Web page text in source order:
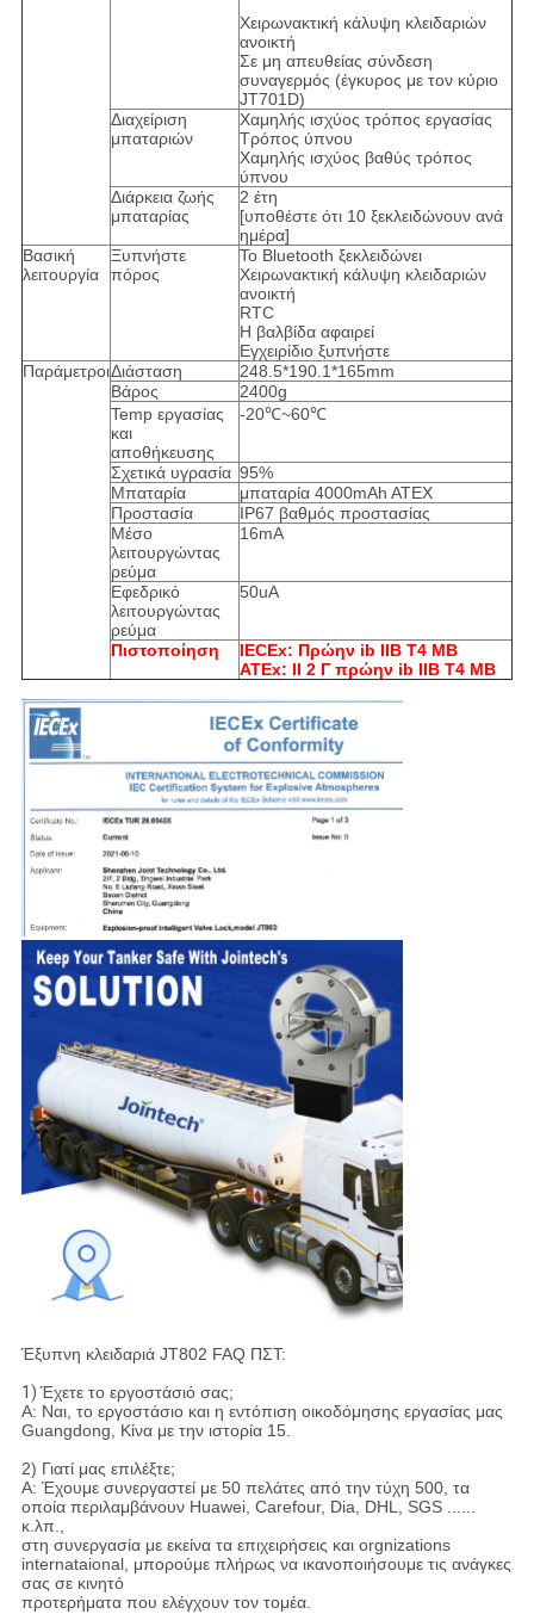
Χειρωνακτική κάλυψη κλειδαριών
ανοικτή
Σε μη απευθείας σύνδεση
συναγερμός (έγκυρος με τον κύριο
JT701D)
Διαχείριση
μπαταριών
Χαμηλής ισχύος τρόπος εργασίας
Τρόπος ύπνου
Χαμηλής ισχύος βαθύς τρόπος
ύπνου
Διάρκεια ζωής
μπαταρίας
2 έτη
[υποθέστε ότι 10 ξεκλειδώνουν ανά
ημέρα]
Βασική
λειτουργία
Ξυπνήστε
πόρος
Το Bluetooth ξεκλειδώνει
Χειρωνακτική κάλυψη κλειδαριών
ανοικτή
RTC
Η βαλβίδα αφαιρεί
Εγχειρίδιο ξυπνήστε
ΠαράμετροιΔιάσταση
248.5*190.1*165mm
Βάρος
2400g
Temp εργασίας
και
αποθήκευσης
-20℃~60℃
Σχετικά υγρασία 95%
Μπαταρία
μπαταρία 4000mAh ATEX
Προστασία
IP67 βαθμός προστασίας
Μέσο
λειτουργώντας
ρεύμα
16mA
Εφεδρικό
λειτουργώντας
ρεύμα
50uA
Πιστοποίηση
IECEx: Πρώην ib IIB T4 ΜΒ
ATEx: ΙΙ 2 Γ πρώην ib IIB T4 ΜΒ
Έξυπνη κλειδαριά JT802 FAQ ΠΣΤ:
1) Έχετε το εργοστάσιό σας;
Α: Ναι, το εργοστάσιο και η εντόπιση οικοδόμησης εργασίας μας
Guangdong, Κίνα με την ιστορία 15.
2) Γιατί μας επιλέξτε;
Α: Έχουμε συνεργαστεί με 50 πελάτες από την τύχη 500, τα
οποία περιλαμβάνουν Huawei, Carefour, Dia, DHL, SGS ......
κ.λπ.,
στη συνεργασία με εκείνα τα επιχειρήσεις και orgnizations
internataional, μπορούμε πλήρως να ικανοποιήσουμε τις ανάγκες
σας σε κινητό
προτερήματα που ελέγχουν τον τομέα.